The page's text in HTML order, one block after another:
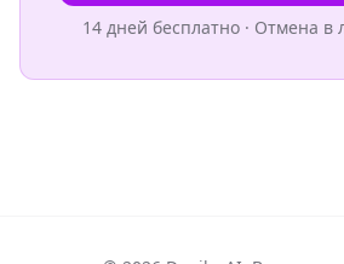
14 дней бесплатно · Отмена